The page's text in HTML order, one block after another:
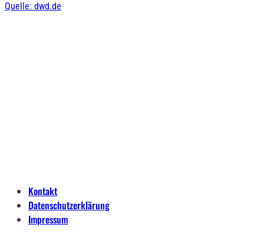
Quelle: dwd.de
Kontakt
Datenschutzerklärung
Impressum